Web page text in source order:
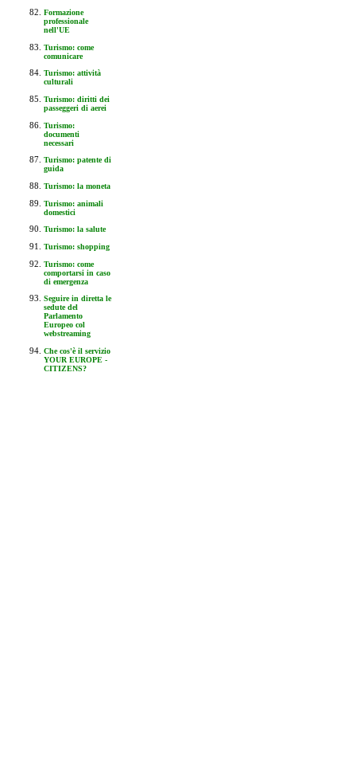
Formazione
professionale
nell'UE
Turismo: come
comunicare
Turismo: attività
culturali
Turismo: diritti dei
passeggeri di aerei
Turismo:
documenti
necessari
Turismo: patente di
guida
Turismo: la moneta
Turismo: animali
domestici
Turismo: la salute
Turismo: shopping
Turismo: come
comportarsi in caso
di emergenza
Seguire in diretta le
sedute del
Parlamento
Europeo col
webstreaming
Che cos'è il servizio
YOUR EUROPE -
CITIZENS?